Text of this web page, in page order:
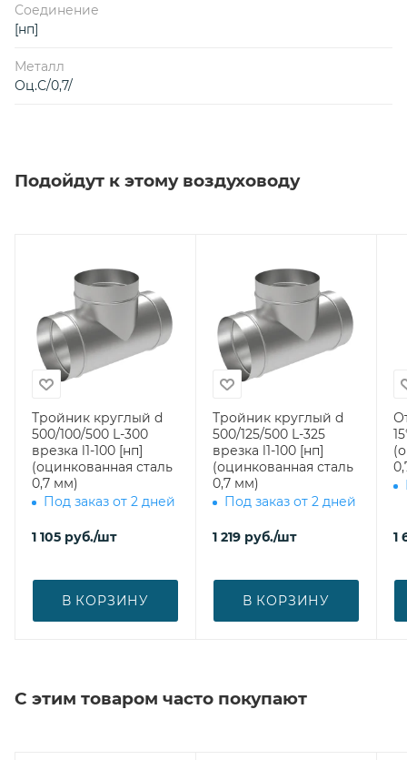
Соединение
[нп]
Металл
Оц.С/0,7/
Подойдут к этому воздуховоду
Тройник круглый d
500/100/500 L-300
врезка l1-100 [нп]
(оцинкованная сталь
0,7 мм)
Под заказ от 2 дней
1 105 руб./шт
В КОРЗИНУ
Тройник круглый d
500/125/500 L-325
врезка l1-100 [нп]
(оцинкованная сталь
0,7 мм)
Под заказ от 2 дней
1 219 руб./шт
В КОРЗИНУ
1
С этим товаром часто покупают